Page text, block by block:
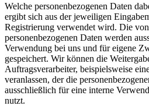
Welche personenbezogenen Daten
ergibt sich aus der jeweiligen
Registrierung verwendet wird. Die
personenbezogenen Daten werden
Verwendung bei uns und für eigene
gespeichert. Wir können die
Auftragsverarbeiter, beispielsweise
veranlassen, der die
ausschließlich für eine interne
nutzt.